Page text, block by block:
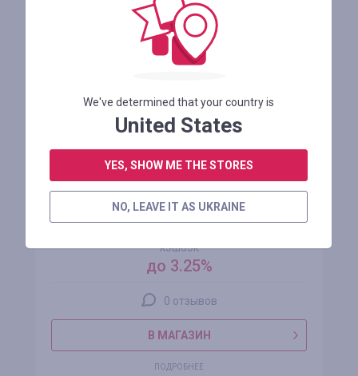
ЗАРЕГИСТРИРОВАТЬСЯ
Italiarail
кэшбэк
до 3.25%
0 отзывов
В МАГАЗИН
ПОДРОБНЕЕ
We've determined that your country is
United States
YES, SHOW ME THE STORES
NO, LEAVE IT AS UKRAINE